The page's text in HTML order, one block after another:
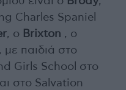
Charles Spaniel
, ο Brixton , ο
με παιδιά στο
Girls School στο
στο Salvation